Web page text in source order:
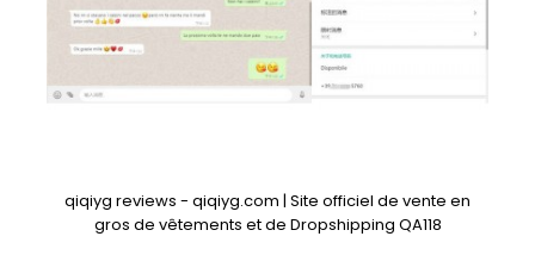
qiqiyg reviews - qiqiyg.com | Site officiel de vente en
gros de vêtements et de Dropshipping QA118